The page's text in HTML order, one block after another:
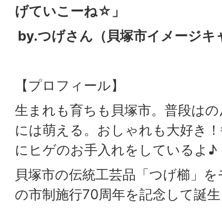
げていこーね☆」
by.つげさん（貝塚市イメージキ
【プロフィール】
生まれも育ちも貝塚市。普段は
には萌える。おしゃれも大好き
にヒゲのお手入れをしているよ♪
貝塚市の伝統工芸品「つげ櫛」
の市制施行70周年を記念して誕